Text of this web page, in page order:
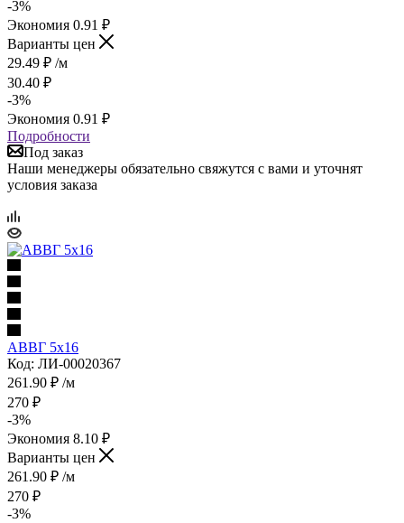
-3%
Экономия 0.91 ₽
Варианты цен
29.49 ₽ /м
30.40 ₽
-3%
Экономия 0.91 ₽
Подробности
Под заказ
Наши менеджеры обязательно свяжутся с вами и уточнят
условия заказа
АВВГ 5х16
Код: ЛИ-00020367
261.90 ₽ /м
270 ₽
-3%
Экономия 8.10 ₽
Варианты цен
261.90 ₽ /м
270 ₽
-3%